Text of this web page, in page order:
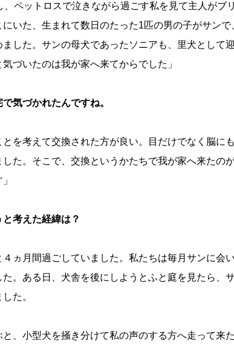
、ペットロスで泣きながら過ごす私を見て主人がブリ
いた、生まれて数日のたった1匹の男の子がサンで
した。サンの母犬であったソニアも、里犬として迎
づいたのは我が家へ来てからでした」
気づかれたんですね。
とを考えて交換された方が良い。目だけでなく脳にも
た。そこで、交換というかたちで我が家へ来たの
考えた経緯は？
４ヵ月間過ごしていました。私たちは毎月サンに会い
。ある日、犬舎を後にしようとふと庭を見たら、サ
た。
、小型犬を掻き分けて私の声のする方へ走って来た